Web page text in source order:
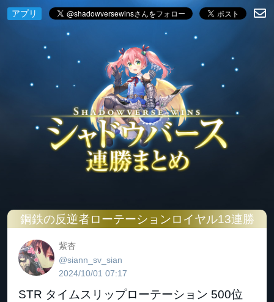
アプリ
鋼鉄の反逆者ローテーションロイヤル13連勝
紫杏
@siann_sv_sian
2024/10/01 07:17
STR タイムスリップローテーション 500位